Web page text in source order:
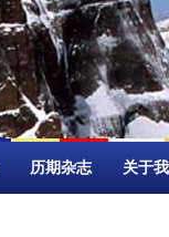
历期杂志 关于